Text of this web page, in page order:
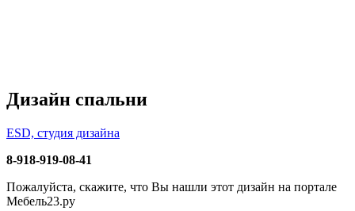
Дизайн спальни
ESD, студия дизайна
8-918-919-08-41
Пожалуйста, скажите, что Вы нашли этот дизайн на портале
Мебель23.ру